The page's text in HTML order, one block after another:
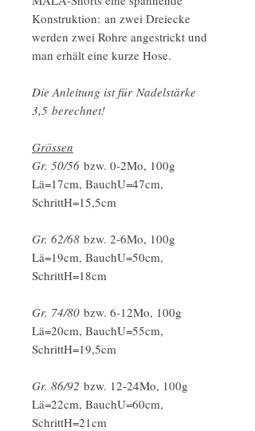
Konstruktion: an zwei Dreiecke
werden zwei Rohre angestrickt und
man erhält eine kurze Hose.
Die Anleitung ist für Nadelstärke
3,5 berechnet!
Grössen
Gr. 50/56 bzw. 0-2Mo, 100g
Lä=17cm, BauchU=47cm,
SchrittH=15,5cm
Gr. 62/68 bzw. 2-6Mo, 100g
Lä=19cm, BauchU=50cm,
SchrittH=18cm
Gr. 74/80 bzw. 6-12Mo, 100g
Lä=20cm, BauchU=55cm,
SchrittH=19,5cm
Gr. 86/92 bzw. 12-24Mo, 100g
Lä=22cm, BauchU=60cm,
SchrittH=21cm